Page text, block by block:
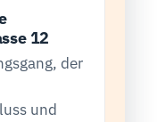
12
der
und